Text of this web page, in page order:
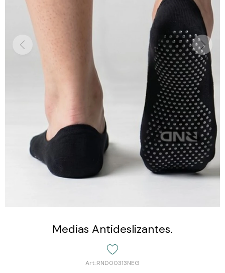
Medias Antideslizantes.
RND00313NEG